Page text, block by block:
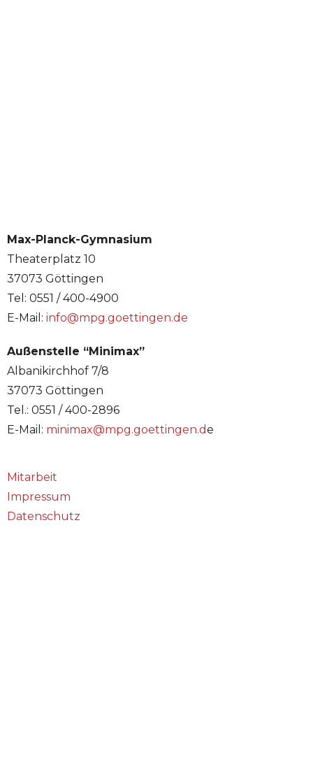
Max-Planck-Gymnasium
Theaterplatz 10
37073 Göttingen
Tel: 0551 / 400-4900
E-Mail: info@mpg.goettingen.de
Außenstelle “Minimax”
Albanikirchhof 7/8
37073 Göttingen
Tel.: 0551 / 400-2896
E-Mail: minimax@mpg.goettingen.de
Mitarbeit
Impressum
Datenschutz